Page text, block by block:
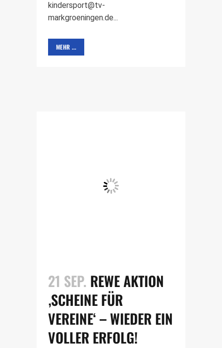
kindersport@tv-
markgroeningen.de...
MEHR ...
21 SEP. REWE AKTION
‚SCHEINE FÜR
VEREINE‘ – WIEDER EIN
VOLLER ERFOLG!